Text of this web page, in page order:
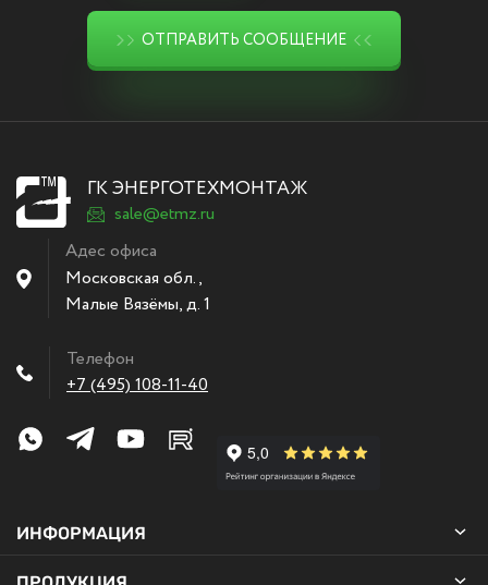
ОТПРАВИТЬ СООБЩЕНИЕ
ГК ЭНЕРГОТЕХМОНТАЖ
sale@etmz.ru
Адес офиса
Московская обл.,
Малые Вязёмы,д. 1
Телефон
+7 (495) 108-11-40
ИНФОРМАЦИЯ